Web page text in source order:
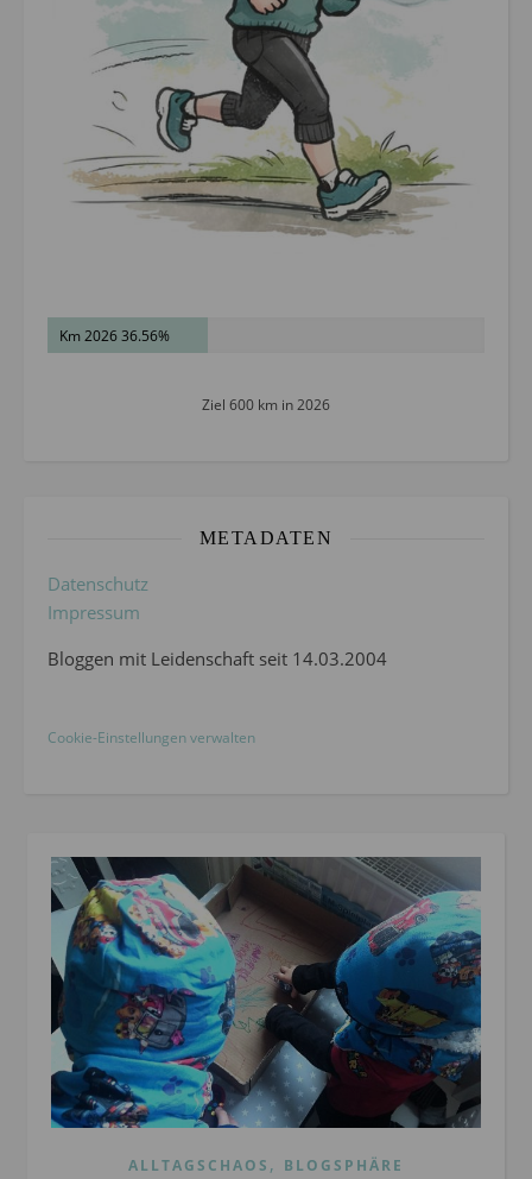
Km 2026 36.56%
Ziel 600 km in 2026
METADATEN
Datenschutz
Impressum
Bloggen mit Leidenschaft seit 14.03.2004
Cookie-Einstellungen verwalten
ALLTAGSCHAOS , BLOGSPHÄRE